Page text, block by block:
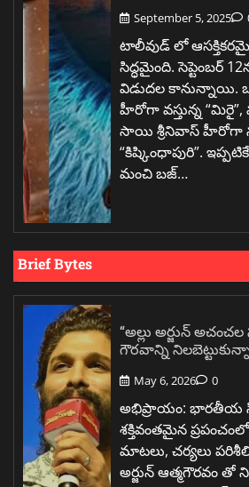
September 5, 2025
టాలీవుడ్ లో
సిద్ధమైంది. సెప్టెంబర్
విడుదల కానున్నాయి.
హీరోగా వస్తున్న
సాయి శ్రీనివాస్ హీరోగా
“కిష్కింధాపురి”.
మంచి బజ్…
Brief Bytes
“అల్లు అర్జున్
గౌరవాన్ని
May 6, 2026 0
అభిప్రాయం:
శక్తివంతమైన
మాటలు, చర్యలు
అర్జున్ ఆత్మగౌరవం తో